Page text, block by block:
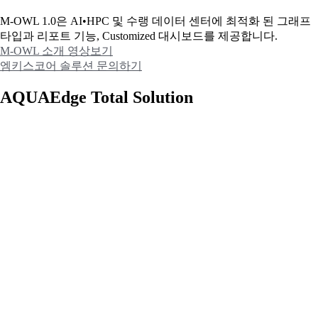
M-OWL 1.0은 AI•HPC 및 수랭 데이터 센터에 최적화 된 그래프
타입과 리포트 기능, Customized 대시보드를 제공합니다.
M-OWL 소개 영상보기
엠키스코어 솔루션 문의하기
AQUAEdge Total Solution